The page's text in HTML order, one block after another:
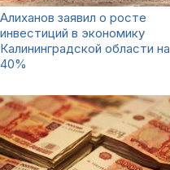
Алиханов заявил о росте
инвестиций в экономику
Калининградской области на
40%